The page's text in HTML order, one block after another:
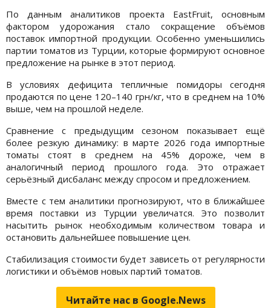
По данным аналитиков проекта EastFruit, основным
фактором удорожания стало сокращение объёмов
поставок импортной продукции. Особенно уменьшились
партии томатов из Турции, которые формируют основное
предложение на рынке в этот период.
В условиях дефицита тепличные помидоры сегодня
продаются по цене 120–140 грн/кг, что в среднем на 10%
выше, чем на прошлой неделе.
Сравнение с предыдущим сезоном показывает ещё
более резкую динамику: в марте 2026 года импортные
томаты стоят в среднем на 45% дороже, чем в
аналогичный период прошлого года. Это отражает
серьёзный дисбаланс между спросом и предложением.
Вместе с тем аналитики прогнозируют, что в ближайшее
время поставки из Турции увеличатся. Это позволит
насытить рынок необходимым количеством товара и
остановить дальнейшее повышение цен.
Стабилизация стоимости будет зависеть от регулярности
логистики и объёмов новых партий томатов.
Читайте нас в Google.News